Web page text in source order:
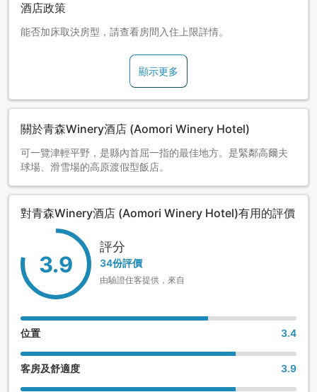
酒店政策
能否加床取決房型，請查看房間入住上限詳情。
顯示更多
關於青森Winery酒店 (Aomori Winery Hotel)
可一覽津輕平野，是縣內首屈一指的最佳地方。是緊鄰高爾夫
球場、滑雪場的高原渡假型飯店。
對青森Winery酒店 (Aomori Winery Hotel)有用的評價
3.9
評分
34份評價
由驗證住客提供，來自
位置 3.4
客房及舒適度 3.9